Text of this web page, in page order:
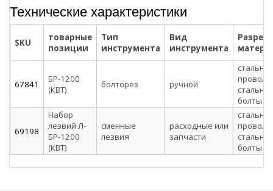
Технические характеристики
SKU
товарные
позиции
Тип
инструмента
Вид
инструмента
67841
БР-1200
(КВТ)
болторез ручной
болты
69198
Набор
лезвий Л-
БР-1200
(КВТ)
сменные
лезвия
расходные или
запчасти
болты